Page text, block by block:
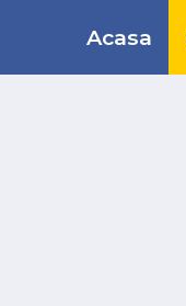
Acasa